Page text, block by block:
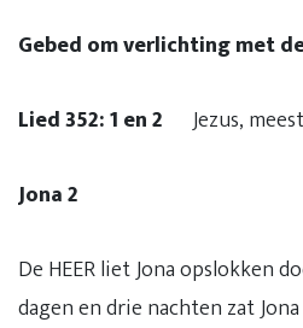
Gebed om verlichting met
Lied 352: 1 en 2 Jezus,
Jona 2
De HEER liet Jona opslokken
dagen en drie nachten zat